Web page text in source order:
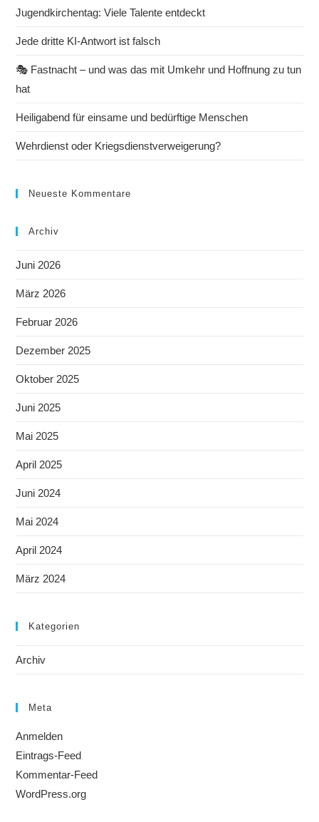
Jugendkirchentag: Viele Talente entdeckt
Jede dritte KI-Antwort ist falsch
🎭 Fastnacht – und was das mit Umkehr und Hoffnung zu tun
hat
Heiligabend für einsame und bedürftige Menschen
Wehrdienst oder Kriegsdienstverweigerung?
Neueste Kommentare
Archiv
Juni 2026
März 2026
Februar 2026
Dezember 2025
Oktober 2025
Juni 2025
Mai 2025
April 2025
Juni 2024
Mai 2024
April 2024
März 2024
Kategorien
Archiv
Meta
Anmelden
Eintrags-Feed
Kommentar-Feed
WordPress.org